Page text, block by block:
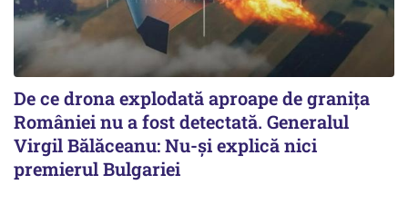
De ce drona explodată aproape de granița
României nu a fost detectată. Generalul
Virgil Bălăceanu: Nu-și explică nici
premierul Bulgariei